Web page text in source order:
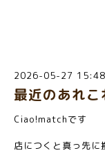
2026-05-27
最近のあれこ
Ciao!matchです
店につくと真っ先に